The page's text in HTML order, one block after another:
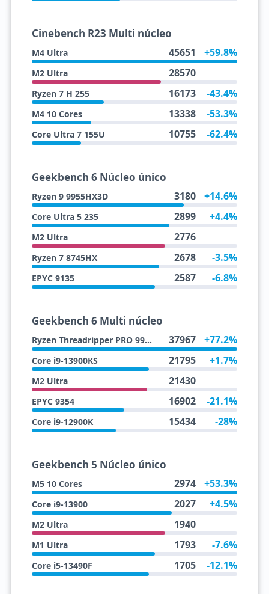
Cinebench R23 Multi núcleo
M4 Ultra 45651 +59.8%
M2 Ultra 28570
Ryzen 7 H 255 16173 -43.4%
M4 10 Cores 13338 -53.3%
Core Ultra 7 155U 10755 -62.4%
Geekbench 6 Núcleo único
Ryzen 9 9955HX3D 3180 +14.6%
Core Ultra 5 235 2899 +4.4%
M2 Ultra 2776
Ryzen 7 8745HX 2678 -3.5%
EPYC 9135 2587 -6.8%
Geekbench 6 Multi núcleo
Ryzen Threadripper PRO 9985WX 37967 +77.2%
Core i9-13900KS 21795 +1.7%
M2 Ultra 21430
EPYC 9354 16902 -21.1%
Core i9-12900K 15434 -28%
Geekbench 5 Núcleo único
M5 10 Cores 2974 +53.3%
Core i9-13900 2027 +4.5%
M2 Ultra 1940
M1 Ultra 1793 -7.6%
Core i5-13490F 1705 -12.1%